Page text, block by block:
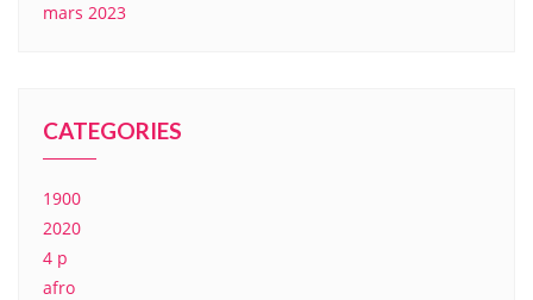
mars 2023
CATEGORIES
1900
2020
4 p
afro